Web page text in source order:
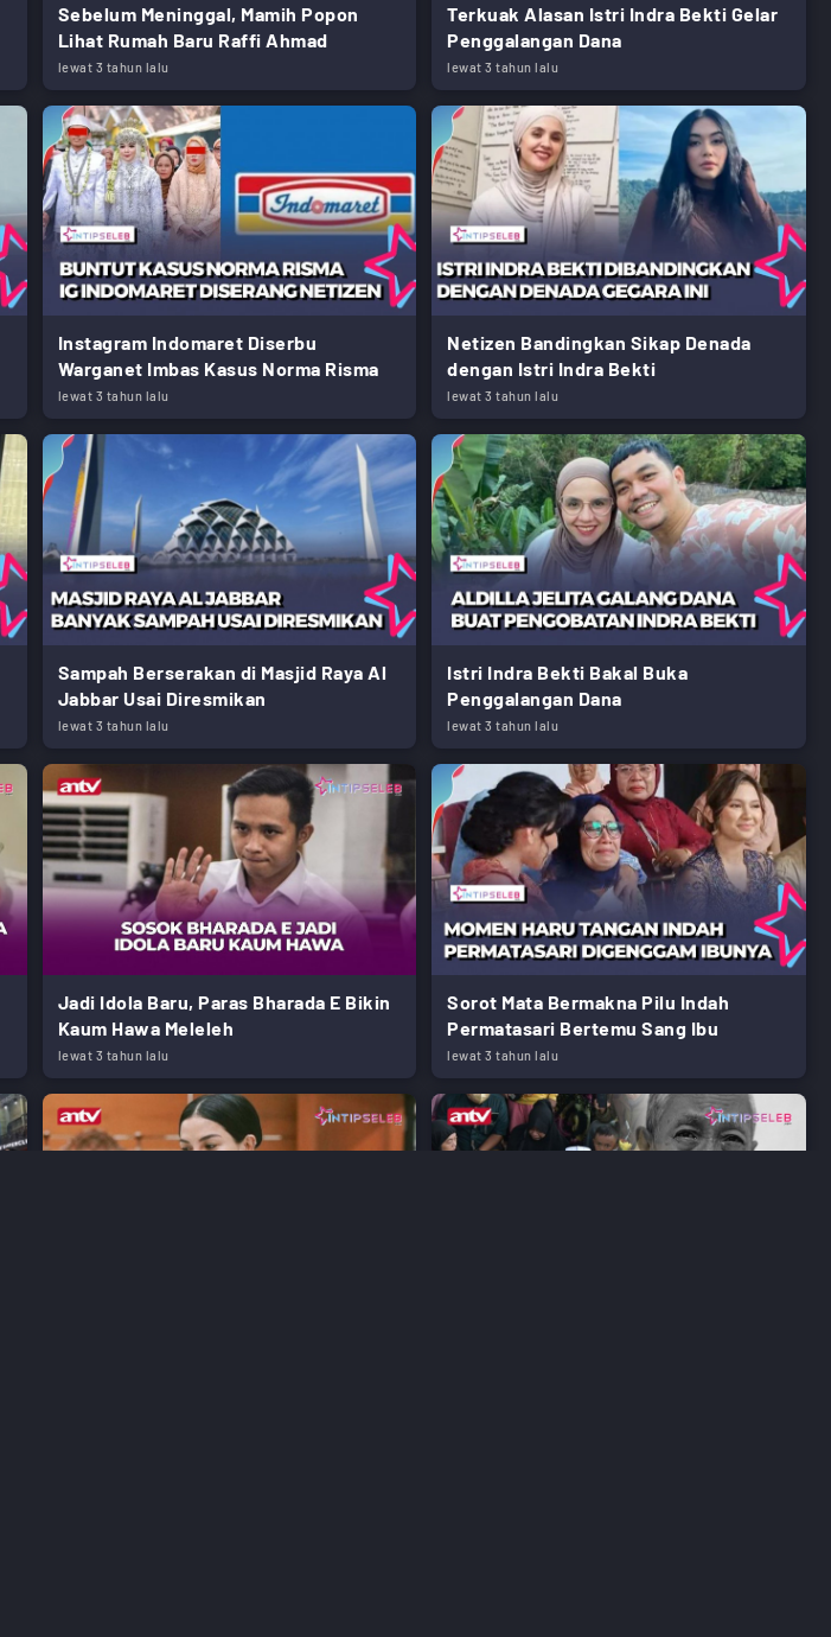
Sebelum Meninggal, Mamih Popon
Lihat Rumah Baru Raffi Ahmad
lewat 3 tahun lalu
Terkuak Alasan Istri Indra Bekti Gelar
Penggalangan Dana
lewat 3 tahun lalu
Instagram Indomaret Diserbu
Warganet Imbas Kasus Norma Risma
lewat 3 tahun lalu
Netizen Bandingkan Sikap Denada
dengan Istri Indra Bekti
lewat 3 tahun lalu
Sampah Berserakan di Masjid Raya Al
Jabbar Usai Diresmikan
lewat 3 tahun lalu
Istri Indra Bekti Bakal Buka
Penggalangan Dana
lewat 3 tahun lalu
Jadi Idola Baru, Paras Bharada E Bikin
Kaum Hawa Meleleh
lewat 3 tahun lalu
Sorot Mata Bermakna Pilu Indah
Permatasari Bertemu Sang Ibu
lewat 3 tahun lalu